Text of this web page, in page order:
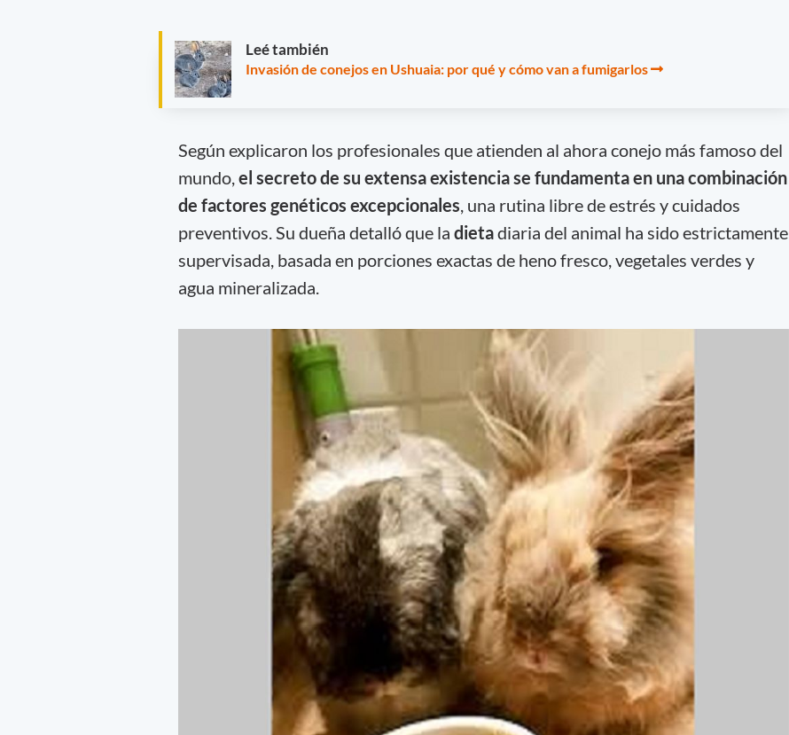
Leé también
Invasión de conejos en Ushuaia: por qué y cómo van a fumigarlos
Según explicaron los profesionales que atienden al ahora conejo más famoso del
mundo,el secreto de su extensa existencia se fundamenta en una combinación
de factores genéticos excepcionales, una rutina libre de estrés y cuidados
preventivos. Su dueña detalló que la dietadiaria del animal ha sido estrictamente
supervisada, basada en porciones exactas de heno fresco, vegetales verdes y
agua mineralizada.